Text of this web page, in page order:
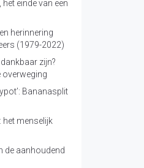
het einde van een
herinnering
(1979-2022)
zijn?
overweging
Bananasplit
het menselijk
de aanhoudend